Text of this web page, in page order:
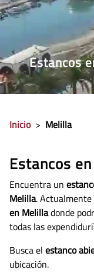
CONTACTO
Estancos
Inicio > Melilla
Estancos
Encuentra un
Melilla.
en Melilladonde
todas las
Busca el estanco
ubicación.